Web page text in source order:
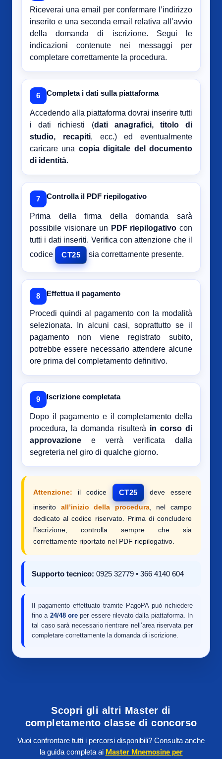
Riceverai una email per confermare l’indirizzo
inserito e una seconda email relativa all’avvio
della domanda di iscrizione. Segui le
indicazioni contenute nei messaggi per
completare correttamente la procedura.
6 Completa i dati sulla piattaforma
Accedendo alla piattaforma dovrai inserire tutti
i dati richiesti (dati anagrafici, titolo di
studio, recapiti, ecc.) ed eventualmente
caricare una copia digitale del documento
di identità.
7 Controlla il PDF riepilogativo
Prima della firma della domanda sarà
possibile visionare un PDF riepilogativo con
tutti i dati inseriti. Verifica con attenzione che il
codice
CT25 sia correttamente presente.
8 Effettua il pagamento
Procedi quindi al pagamento con la modalità
selezionata. In alcuni casi, soprattutto se il
pagamento non viene registrato subito,
potrebbe essere necessario attendere alcune
ore prima del completamento definitivo.
9 Iscrizione completata
Dopo il pagamento e il completamento della
procedura, la domanda risulterà in corso di
approvazione e verrà verificata dalla
segreteria nel giro di qualche giorno.
Attenzione: il codice CT25
deve essere
inserito all’inizio della procedura, nel campo
dedicato al codice riservato. Prima di concludere
l’iscrizione, controlla sempre che sia
correttamente riportato nel PDF riepilogativo.
Supporto tecnico: 0925 32779 • 366 4140 604
Il pagamento effettuato tramite PagoPA può richiedere
fino a 24/48 ore per essere rilevato dalla piattaforma. In
tal caso sarà necessario rientrare nell’area riservata per
completare correttamente la domanda di iscrizione.
Scopri gli altri Master di
completamento classe di concorso
Vuoi confrontare tutti i percorsi disponibili? Consulta anche
la guida completa ai Master Mnemosine per